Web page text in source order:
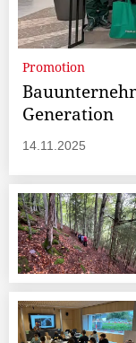
Promotion
Generation
14.11.2025